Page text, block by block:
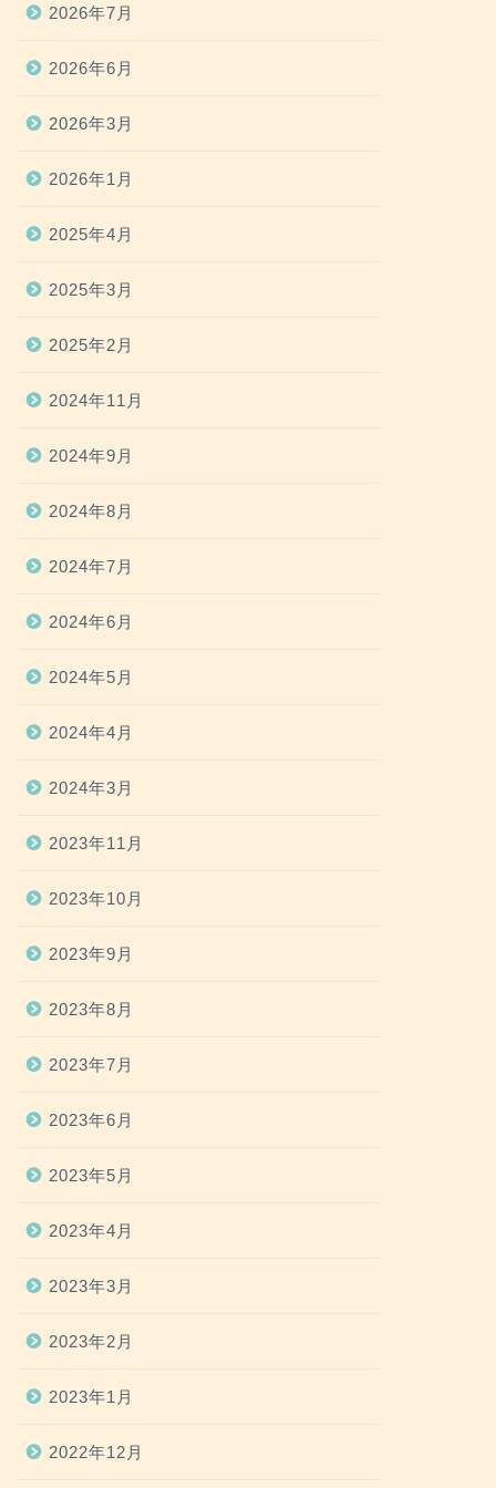
2026年7月
2026年6月
2026年3月
2026年1月
2025年4月
2025年3月
2025年2月
2024年11月
2024年9月
2024年8月
2024年7月
2024年6月
2024年5月
2024年4月
2024年3月
2023年11月
2023年10月
2023年9月
2023年8月
2023年7月
2023年6月
2023年5月
2023年4月
2023年3月
2023年2月
2023年1月
2022年12月